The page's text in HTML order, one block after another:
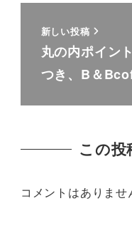
新しい投稿
丸の内ポイン
つき、B＆
この投
コメントはありませ